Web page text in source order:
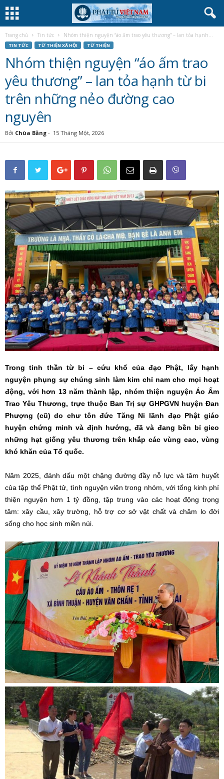
Trang chủ Tin tức Nhóm thiện nguyện “áo ấm trao yêu thương” – lan tỏa hạnh...
TIN TỨC TỪ THIỆN XÃ HỘI TỪ THIỆN
Nhóm thiện nguyện “áo ấm trao
yêu thương” – lan tỏa hạnh từ bi
trên những nẻo đường cao
nguyên
Bởi Chùa Bằng - 15 Tháng Một, 2026
Trong tinh thần từ bi – cứu khổ của đạo Phật, lấy hạnh
nguyện phụng sự chúng sinh làm kim chỉ nam cho mọi hoạt
động, với hơn 13 năm thành lập, nhóm thiện nguyện Áo Ấm
Trao Yêu Thương, trực thuộc Ban Trị sự GHPGVN huyện Đan
Phượng (cũ) do chư tôn đức Tăng Ni lãnh đạo Phật giáo
huyện chứng minh và định hướng, đã và đang bền bỉ gieo
những hạt giống yêu thương trên khắp các vùng cao, vùng
khó khăn của Tổ quốc.
Năm 2025, đánh dấu một chặng đường đầy nỗ lực và tâm huyết
của tập thể Phật tử, tình nguyện viên trong nhóm, với tổng kinh phí
thiện nguyện hơn 1 tỷ đồng, tập trung vào các hoạt động trọng
tâm: xây cầu, xây trường, hỗ trợ cơ sở vật chất và chăm lo đời
sống cho học sinh miền núi.